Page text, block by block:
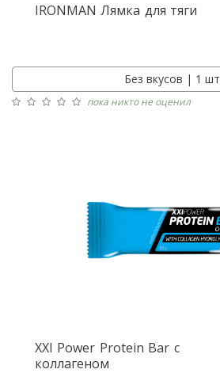
IRONMAN Лямка для тяги
Без вкусов | 1 шт
пока никто не оценил
XXI Power Protein Bar с
коллагеном